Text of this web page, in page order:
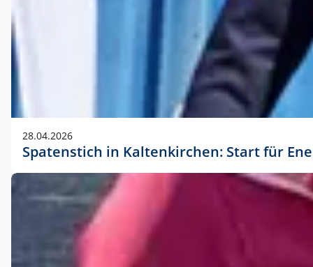
28.04.2026
Spatenstich in Kaltenkirchen: Start für